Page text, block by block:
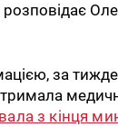
за
з кінця